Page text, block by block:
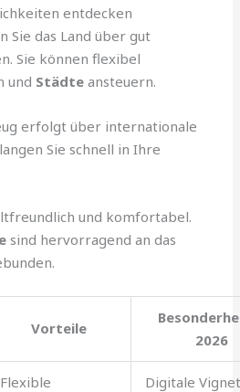
entdecken
Sie das Land über gut
Sie können flexibel
und Städte ansteuern.
erfolgt über internationale
Sie schnell in Ihre
und komfortabel.
sind hervorragend an das
Vorteile
2026
Flexible
Digitale